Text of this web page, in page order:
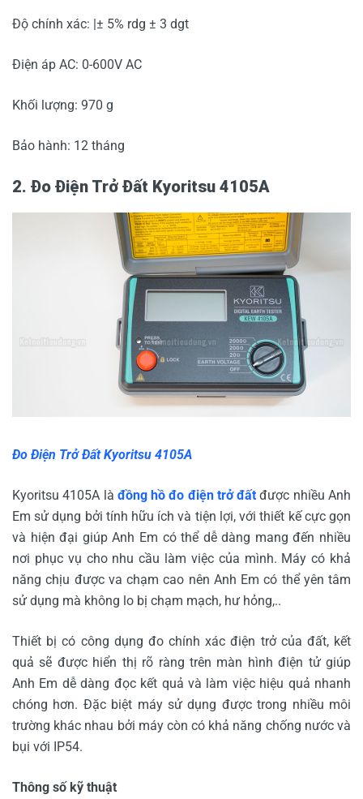
Độ chính xác: |± 5% rdg ± 3 dgt
Điện áp AC: 0-600V AC
Khối lượng: 970 g
Bảo hành: 12 tháng
2. Đo Điện Trở Đất Kyoritsu 4105A
Đo Điện Trở Đất Kyoritsu 4105A
Kyoritsu 4105A là đồng hồ đo điện trở đấtđược nhiều Anh
Em sử dụng bởi tính hữu ích và tiện lợi, với thiết kế cực gọn
và hiện đại giúp Anh Em có thể dễ dàng mang đến nhiều
nơi phục vụ cho nhu cầu làm việc của mình. Máy có khả
năng chịu được va chạm cao nên Anh Em có thể yên tâm
sử dụng mà không lo bị chạm mạch, hư hỏng,..
Thiết bị có công dụng đo chính xác điện trở của đất, kết
quả sẽ được hiển thị rõ ràng trên màn hình điện tử giúp
Anh Em dễ dàng đọc kết quả và làm việc hiệu quả nhanh
chóng hơn. Đặc biệt máy sử dụng được trong nhiều môi
trường khác nhau bởi máy còn có khả năng chống nước và
bụi với IP54.
Thông số kỹ thuật